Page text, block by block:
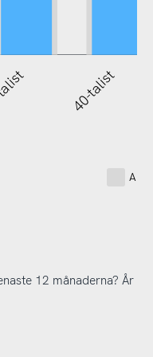
40-talist
12 månaderna? År